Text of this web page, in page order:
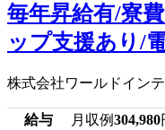
毎年昇給有/寮
ップ支援あり/
株式会社ワールドイン
給与 月収例304,980